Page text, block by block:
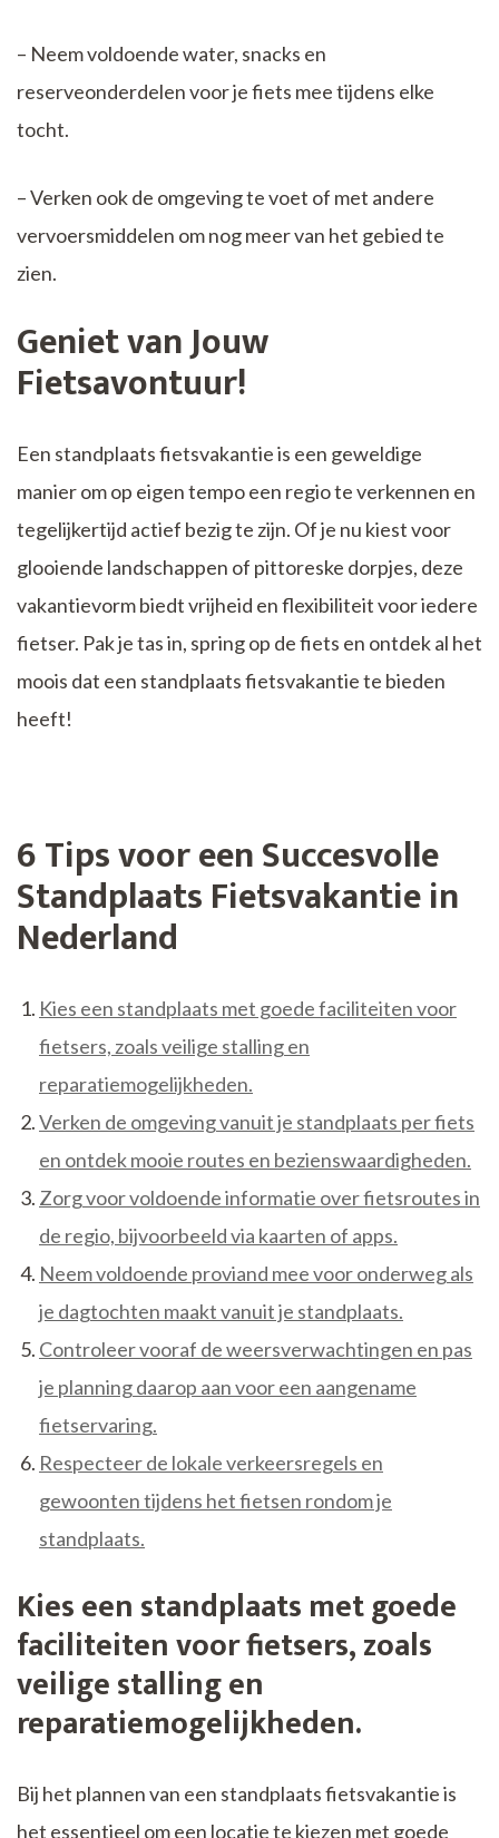
– Neem voldoende water, snacks en
reserveonderdelen voor je fiets mee tijdens elke
tocht.
– Verken ook de omgeving te voet of met andere
vervoersmiddelen om nog meer van het gebied te
zien.
Geniet van Jouw
Fietsavontuur!
Een standplaats fietsvakantie is een geweldige
manier om op eigen tempo een regio te verkennen en
tegelijkertijd actief bezig te zijn. Of je nu kiest voor
glooiende landschappen of pittoreske dorpjes, deze
vakantievorm biedt vrijheid en flexibiliteit voor iedere
fietser. Pak je tas in, spring op de fiets en ontdek al het
moois dat een standplaats fietsvakantie te bieden
heeft!
6 Tips voor een Succesvolle
Standplaats Fietsvakantie in
Nederland
Kies een standplaats met goede faciliteiten voor
fietsers, zoals veilige stalling en
reparatiemogelijkheden.
Verken de omgeving vanuit je standplaats per fiets
en ontdek mooie routes en bezienswaardigheden.
Zorg voor voldoende informatie over fietsroutes in
de regio, bijvoorbeeld via kaarten of apps.
Neem voldoende proviand mee voor onderweg als
je dagtochten maakt vanuit je standplaats.
Controleer vooraf de weersverwachtingen en pas
je planning daarop aan voor een aangename
fietservaring.
Respecteer de lokale verkeersregels en
gewoonten tijdens het fietsen rondom je
standplaats.
Kies een standplaats met goede
faciliteiten voor fietsers, zoals
veilige stalling en
reparatiemogelijkheden.
Bij het plannen van een standplaats fietsvakantie is
het essentieel om een locatie te kiezen met goede